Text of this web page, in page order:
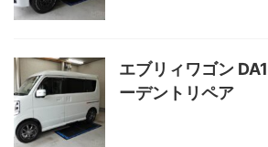
エブリィワゴン
ーデントリペア